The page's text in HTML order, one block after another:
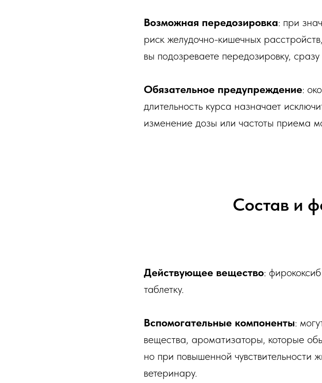
Возможная передозировка: при
риск желудочно-кишечных
вы подозреваете передозировку,
Обязательное предупреждение:
длительность курса назначает
изменение дозы или частоты приема
Состав и
Действующее вещество:
таблетку.
Вспомогательные компоненты:
вещества, ароматизаторы, которые
но при повышенной чувствительности
ветеринару.